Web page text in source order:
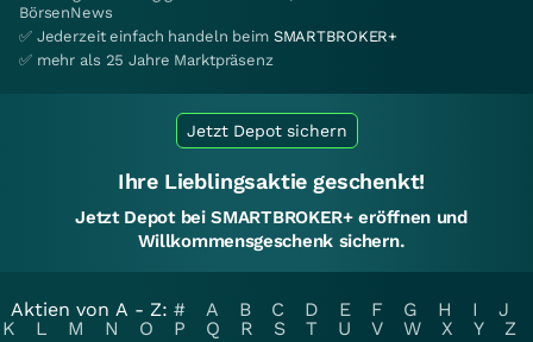
BörsenNews
✅ Jederzeit einfach handeln beim SMARTBROKER+
✅ mehr als 25 Jahre Marktpräsenz
Jetzt Depot sichern
Ihre Lieblingsaktie geschenkt!
Jetzt Depot bei SMARTBROKER+ eröffnen und
Willkommensgeschenk sichern.
Aktien von A - Z: # A B C D E F G H I
J
K
L M N O P Q R S T U V W X Y
Z